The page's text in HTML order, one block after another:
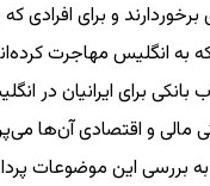
برخوردارند و برای
به انگلیس مهاجرت
بانکی برای ایرانیان در
مالی و اقتصادی آن‌ها
بررسی این موضوعات